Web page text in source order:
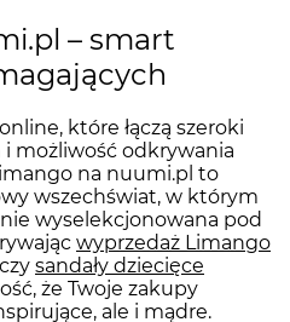
– smart
które łączą szeroki
możliwość odkrywania
na nuumi.pl to
wszechświat, w którym
wyselekcjonowana pod
wyprzedaż Limango
czy sandały dziecięce
że Twoje zakupy
ale i mądre.